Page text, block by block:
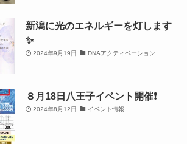
新潟に光のエネルギーを灯します
✨
2024年9月19日 DNAアクティベーション
８月18日八王子イベント開催❗️
2024年8月12日 イベント情報